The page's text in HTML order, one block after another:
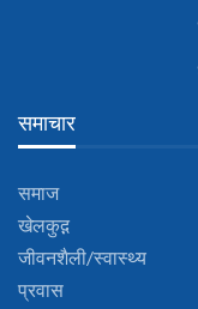
समाचार
समाज
खेलकुद़़
जीवनशैली/स्वास्थ्य
प्रवास